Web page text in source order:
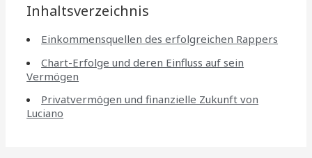
Inhaltsverzeichnis
Einkommensquellen des erfolgreichen Rappers
Chart-Erfolge und deren Einfluss auf sein
Vermögen
Privatvermögen und finanzielle Zukunft von
Luciano